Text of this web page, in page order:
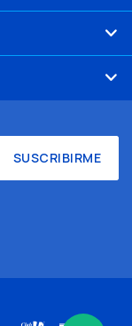
SUSCRIBIRME